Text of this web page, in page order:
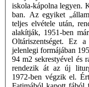
iskola-kápolna legyen.
ban. Az egyiket
teljes elvétele után,
alakítják, 1951-ben
Oltáriszentséget. Ez
jelenlegi formájában
94 m2 sekrestyével és
rendezik át az új
1972-ben végzik el.